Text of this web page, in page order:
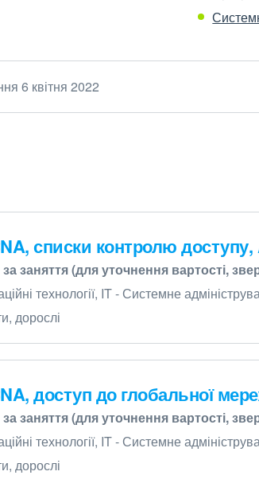
6 квітня 2022
списки контролю доступу,
за заняття (для уточнення вартості,
технології, IT - Системне
дорослі
доступ до глобальної
за заняття (для уточнення вартості,
технології, IT - Системне
дорослі